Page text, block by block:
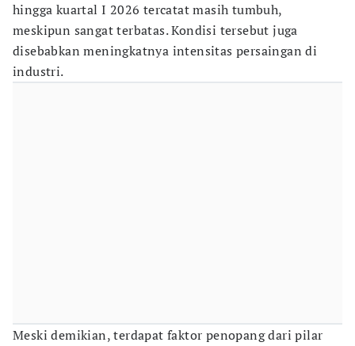
hingga kuartal I 2026 tercatat masih tumbuh,
meskipun sangat terbatas. Kondisi tersebut juga
disebabkan meningkatnya intensitas persaingan di
industri.
Meski demikian, terdapat faktor penopang dari pilar